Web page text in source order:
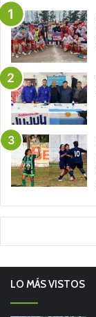
LO MÁS VISTOS